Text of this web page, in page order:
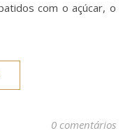
com o açúcar, o
0 comentários